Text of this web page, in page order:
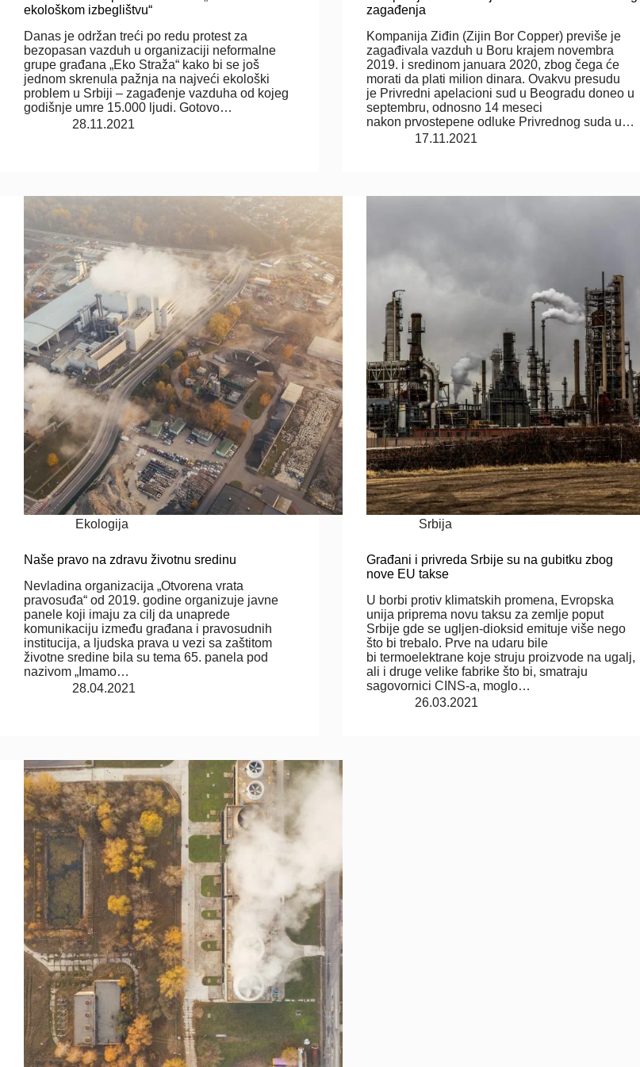
ekološkom izbeglištvu“
Danas je održan treći po redu protest za
bezopasan vazduh u organizaciji neformalne
grupe građana „Eko Straža“ kako bi se još
jednom skrenula pažnja na najveći ekološki
problem u Srbiji – zagađenje vazduha od kojeg
godišnje umre 15.000 ljudi. Gotovo…
28.11.2021
zagađenja
Kompanija Ziđin (Zijin Bor Copper) previše je
zagađivala vazduh u Boru krajem novembra
2019. i sredinom januara 2020, zbog čega će
morati da plati milion dinara. Ovakvu presudu
je Privredni apelacioni sud u Beogradu doneo u
septembru, odnosno 14 meseci
nakon prvostepene odluke Privrednog suda u…
17.11.2021
Ekologija
Naše pravo na zdravu životnu sredinu
Nevladina organizacija „Otvorena vrata
pravosuđa“ od 2019. godine organizuje javne
panele koji imaju za cilj da unaprede
komunikaciju između građana i pravosudnih
institucija, a ljudska prava u vezi sa zaštitom
životne sredine bila su tema 65. panela pod
nazivom „Imamo…
28.04.2021
Srbija
Građani i privreda Srbije su na gubitku zbog
nove EU takse
U borbi protiv klimatskih promena, Evropska
unija priprema novu taksu za zemlje poput
Srbije gde se ugljen-dioksid emituje više nego
što bi trebalo. Prve na udaru bile
bi termoelektrane koje struju proizvode na ugalj,
ali i druge velike fabrike što bi, smatraju
sagovornici CINS-a, moglo…
26.03.2021